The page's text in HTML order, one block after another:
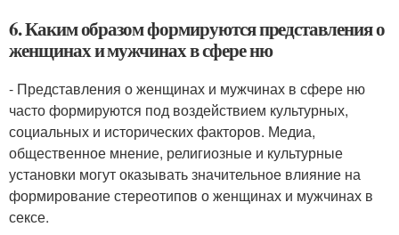
6. Каким образом формируются представления о
женщинах и мужчинах в сфере ню
- Представления о женщинах и мужчинах в сфере ню
часто формируются под воздействием культурных,
социальных и исторических факторов. Медиа,
общественное мнение, религиозные и культурные
установки могут оказывать значительное влияние на
формирование стереотипов о женщинах и мужчинах в
сексе.